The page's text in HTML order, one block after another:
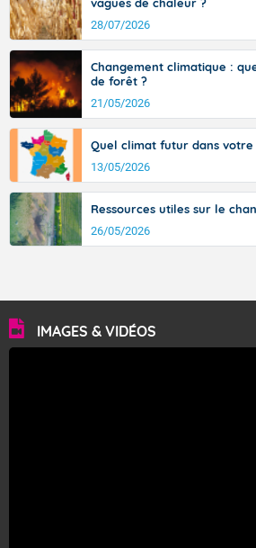
vagues de chaleur ?
28/07/2026
Changement climatique :
de forêt ?
21/05/2026
Quel climat futur dans votre
13/05/2026
Ressources utiles sur le
26/05/2026
IMAGES & VIDÉOS